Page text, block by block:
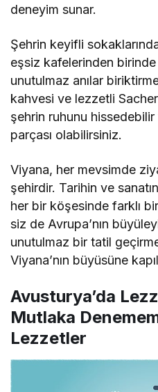
deneyim sunar.
Şehrin keyifli
eşsiz kafelerinden
unutulmaz anılar
kahvesi ve lezzetli
şehrin ruhunu
parçası olabilirsiniz.
Viyana, her mevsimde
şehirdir. Tarihin ve
her bir köşesinde farklı
siz de Avrupa’nın
unutulmaz bir tatil
Viyana’nın büyüsüne
Avusturya’da
Mutlaka
Lezzetler